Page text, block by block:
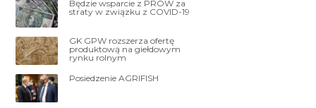
Będzie wsparcie z PROW za
straty w związku z COVID-19
GK GPW rozszerza ofertę
produktową na giełdowym
rynku rolnym
Posiedzenie AGRIFISH